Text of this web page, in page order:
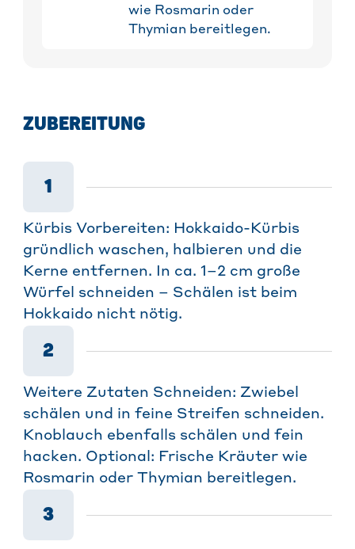
wie Rosmarin oder
Thymian bereitlegen.
ZUBEREITUNG
1
Kürbis Vorbereiten: Hokkaido-Kürbis
gründlich waschen, halbieren und die
Kerne entfernen. In ca. 1–2 cm große
Würfel schneiden – Schälen ist beim
Hokkaido nicht nötig.
2
Weitere Zutaten Schneiden: Zwiebel
schälen und in feine Streifen schneiden.
Knoblauch ebenfalls schälen und fein
hacken. Optional: Frische Kräuter wie
Rosmarin oder Thymian bereitlegen.
3